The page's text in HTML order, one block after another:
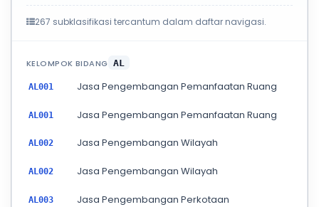
267 subklasifikasi tercantum dalam daftar navigasi.
KELOMPOK BIDANG AL
AL001 Jasa Pengembangan Pemanfaatan Ruang
AL001 Jasa Pengembangan Pemanfaatan Ruang
AL002 Jasa Pengembangan Wilayah
AL002 Jasa Pengembangan Wilayah
AL003 Jasa Pengembangan Perkotaan